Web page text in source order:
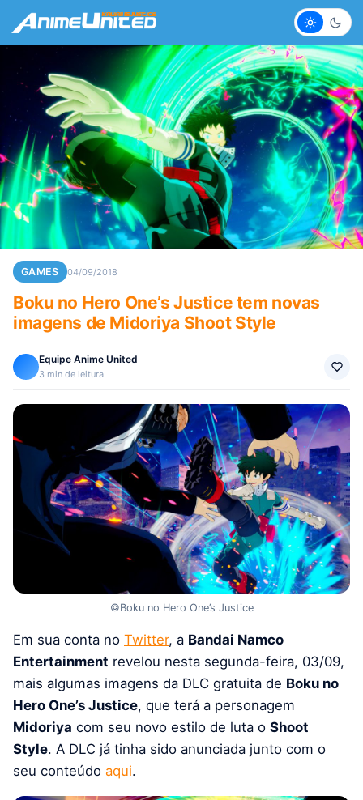
Claro
GAMES 04/09/2018
Boku no Hero One’s Justice tem novas
imagens de Midoriya Shoot Style
Equipe Anime United
3 min de leitura
©Boku no Hero One’s Justice
Em sua conta no Twitter, a Bandai Namco
Entertainment revelou nesta segunda-feira, 03/09,
mais algumas imagens da DLC gratuita de Boku no
Hero One’s Justice, que terá a personagem
Midoriya com seu novo estilo de luta o Shoot
Style. A DLC já tinha sido anunciada junto com o
seu conteúdo aqui.